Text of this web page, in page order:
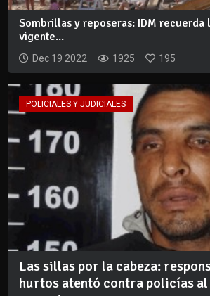
Sombrillas y reposeras: IDM recuerda
vigente...
Dec 19 2022 1925 195
POLICIALES Y JUDICIALES
Las sillas por la cabeza:
hurtos atentó contra policías al